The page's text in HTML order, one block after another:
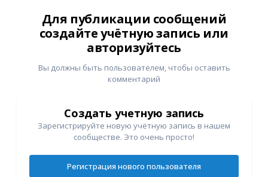
Для публикации сообщений
создайте учётную запись или
авторизуйтесь
Вы должны быть пользователем, чтобы оставить
комментарий
Создать учетную запись
Зарегистрируйте новую учётную запись в нашем
сообществе. Это очень просто!
Регистрация нового пользователя